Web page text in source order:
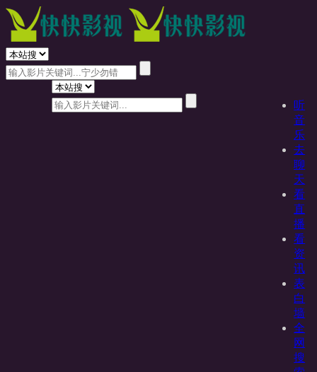
听
音
乐
去
聊
天
看
直
播
看
资
讯
表
白
墙
全
网
搜